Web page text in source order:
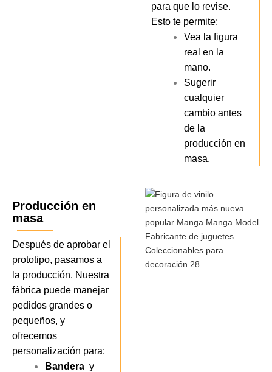
para que lo revise.
Esto te permite:
Vea la figura
real en la
mano.
Sugerir
cualquier
cambio antes
de la
producción en
masa.
Producción en
masa
Después de aprobar el
prototipo, pasamos a
la producción. Nuestra
fábrica puede manejar
pedidos grandes o
pequeños, y
ofrecemos
personalización para:
Bandera y